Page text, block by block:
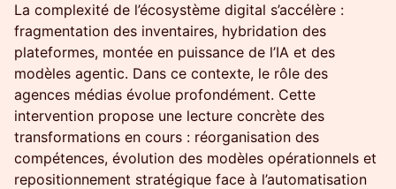
La complexité de l’écosystème digital s’accélère :
fragmentation des inventaires, hybridation des
plateformes, montée en puissance de l’IA et des
modèles agentic. Dans ce contexte, le rôle des
agences médias évolue profondément. Cette
intervention propose une lecture concrète des
transformations en cours : réorganisation des
compétences, évolution des modèles opérationnels et
repositionnement stratégique face à l’automatisation